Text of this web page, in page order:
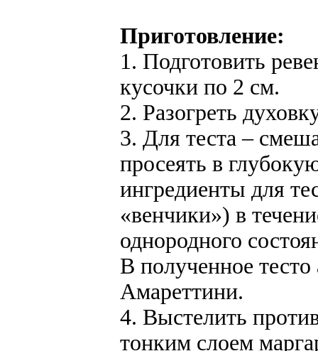
Приготовление:
1. Подготовить
кусочки по 2 см.
2. Разогреть
3. Для теста –
просеять в
ингредиенты для
«венчики») в
однородного
В полученное
Амареттини.
4. Выстелить
тонким слоем